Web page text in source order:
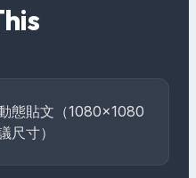
態貼文（1080×1080
尺寸）